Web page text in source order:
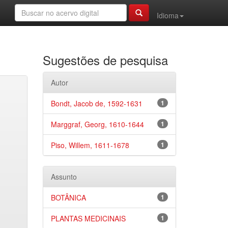
Idioma
Sugestões de pesquisa
Autor
1
Bondt, Jacob de, 1592-1631
1
Marggraf, Georg, 1610-1644
1
Piso, Willem, 1611-1678
Assunto
1
BOTÂNICA
1
PLANTAS MEDICINAIS